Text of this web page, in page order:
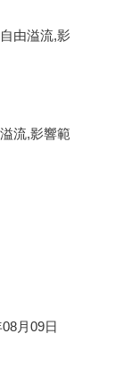
由溢流,影
流,影響範
月09日